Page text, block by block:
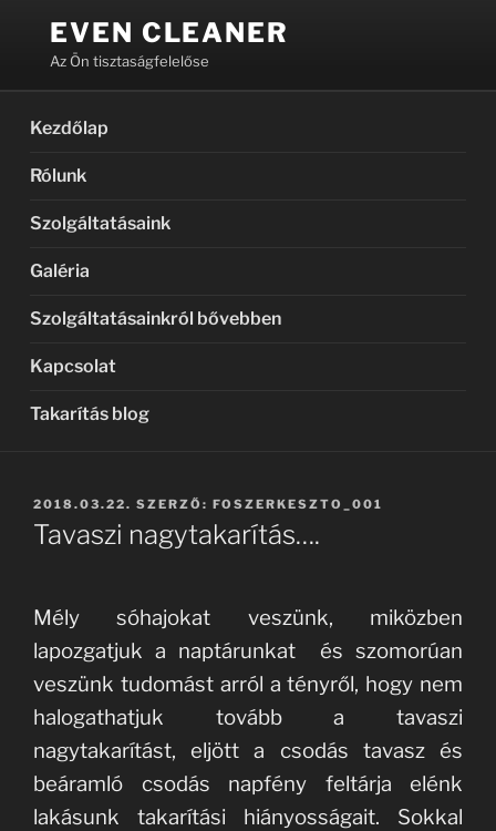
EVEN CLEANER
Az Ön tisztaságfelelőse
Kezdőlap
Rólunk
Szolgáltatásaink
Galéria
Szolgáltatásainkról bővebben
Kapcsolat
Takarítás blog
BEKÜLDVE:
2018.03.22. SZERZŐ: FOSZERKESZTO_001
Tavaszi nagytakarítás….
Mély sóhajokat veszünk, miközben
lapozgatjuk a naptárunkat és szomorúan
veszünk tudomást arról a tényről, hogy nem
halogathatjuk tovább a tavaszi
nagytakarítást, eljött a csodás tavasz és
beáramló csodás napfény feltárja elénk
lakásunk takarítási hiányosságait. Sokkal